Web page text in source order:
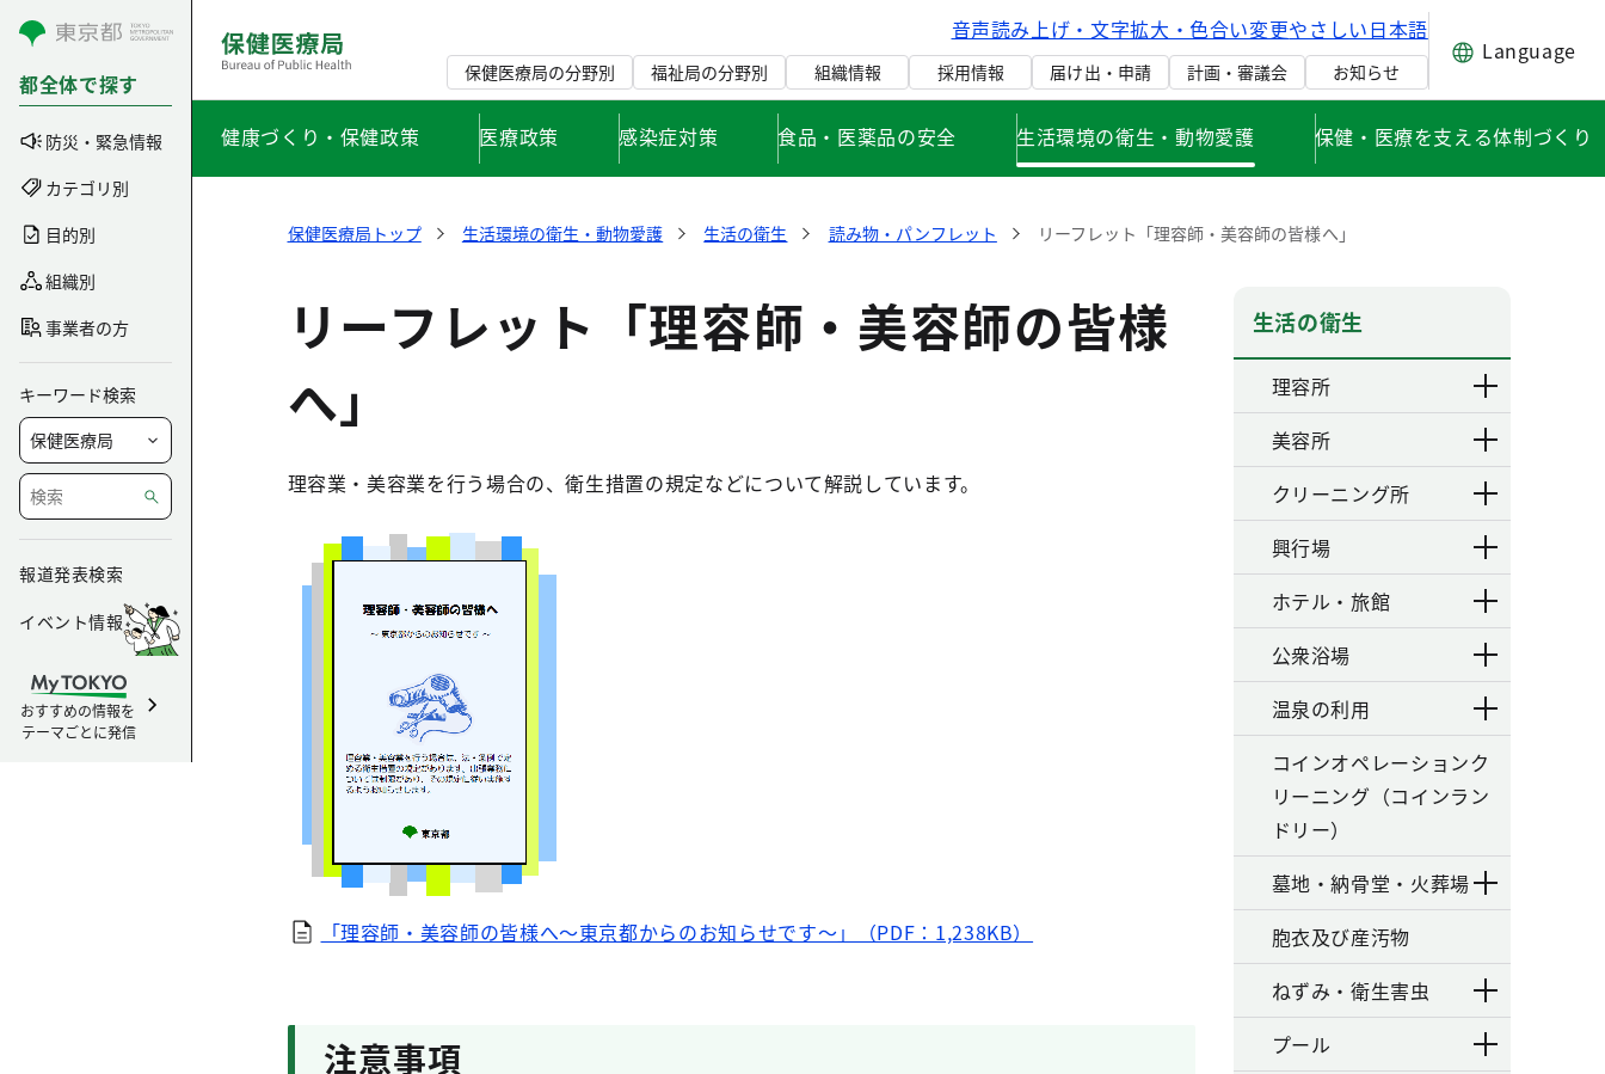
コンテンツにスキップ
都全体で探す
防災・緊急情報
カテゴリ別
目的別
組織別
事業者の方
キーワード検索
報道発表検索
イベント情報
おすすめの情報を
テーマごとに発信
音声読み上げ・文字拡大・色合い変更やさしい日本語
保健医療局の分野別 福祉局の分野別 組織情報 採用情報 届け出・申請 計画・審議会 お知らせ
Language
健康づくり・保健政策 医療政策 感染症対策 食品・医薬品の安全 生活環境の衛生・動物愛護 保健・医療を支える体制づくり
保健医療局トップ 生活環境の衛生・動物愛護 生活の衛生 読み物・パンフレット リーフレット「理容師・美容師の皆様へ」
リーフレット「理容師・美容師の皆様
へ」
理容業・美容業を行う場合の、衛生措置の規定などについて解説しています。
「理容師・美容師の皆様へ～東京都からのお知らせです～」（PDF：1,238KB）
注意事項
生活の衛生
理容所
美容所
クリーニング所
興行場
ホテル・旅館
公衆浴場
温泉の利用
コインオペレーションク
リーニング（コインラン
ドリー）
墓地・納骨堂・火葬場
胞衣及び産汚物
ねずみ・衛生害虫
プール